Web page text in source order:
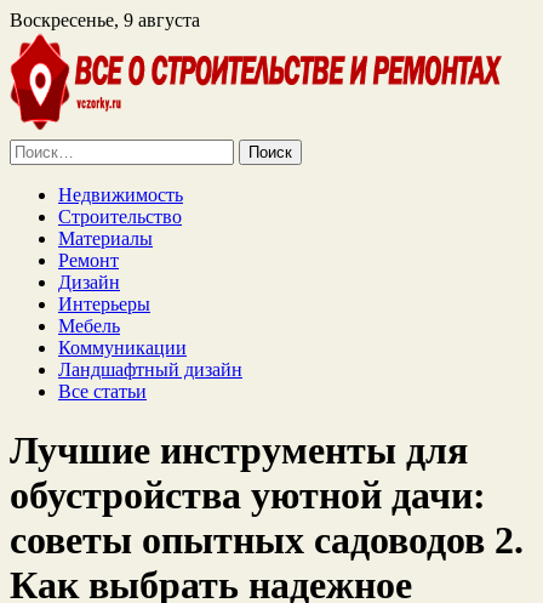
Воскресенье, 9 августа
Найти:
Недвижимость
Строительство
Материалы
Ремонт
Дизайн
Интерьеры
Мебель
Коммуникации
Ландшафтный дизайн
Все статьи
Лучшие инструменты для
обустройства уютной дачи:
советы опытных садоводов 2.
Как выбрать надежное